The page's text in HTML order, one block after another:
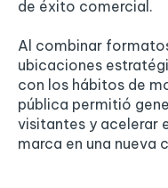
de éxito comercial.
Al combinar
ubicaciones
con los hábitos de
pública permitió
visitantes y acelerar
marca en una nueva